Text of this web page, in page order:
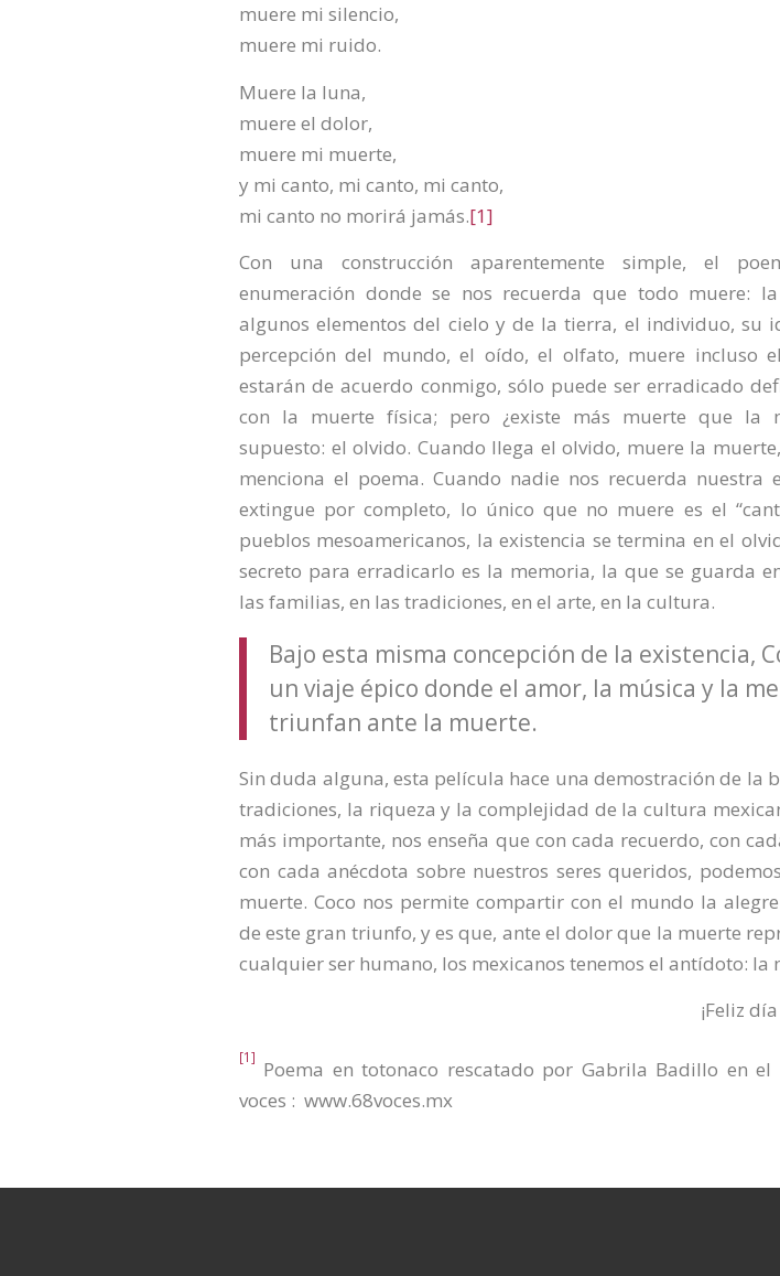
muere mi silencio,
muere mi ruido.
Muere la luna,
muere el dolor,
muere mi muerte,
y mi canto, mi canto, mi canto,
mi canto no morirá jamás.[1]
Con una construcción aparentemente simple, el
enumeración donde se nos recuerda que todo muere:
algunos elementos del cielo y de la tierra, el individuo, su
percepción del mundo, el oído, el olfato, muere incluso
estarán de acuerdo conmigo, sólo puede ser erradicado
con la muerte física; pero ¿existe más muerte que la
supuesto: el olvido. Cuando llega el olvido, muere la
menciona el poema. Cuando nadie nos recuerda nuestra
extingue por completo, lo único que no muere es el
pueblos mesoamericanos, la existencia se termina en el
secreto para erradicarlo es la memoria, la que se guarda
las familias, en las tradiciones, en el arte, en la cultura.
Bajo esta misma concepción de la existencia,
un viaje épico donde el amor, la música y la
triunfan ante la muerte.
Sin duda alguna, esta película hace una demostración de la
tradiciones, la riqueza y la complejidad de la cultura
más importante, nos enseña que con cada recuerdo, con
con cada anécdota sobre nuestros seres queridos,
muerte. Coco nos permite compartir con el mundo la
de este gran triunfo, y es que, ante el dolor que la muerte
cualquier ser humano, los mexicanos tenemos el antídoto: la
¡Feliz
[1] Poema en totonaco rescatado por Gabrila Badillo en el
voces : www.68voces.mx